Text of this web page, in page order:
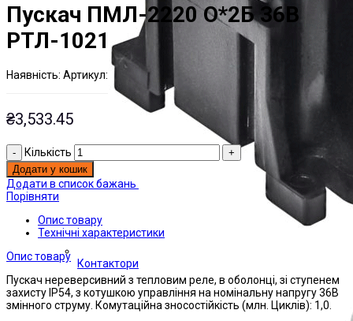
Контактори
Пускач ПМЛ-2220 О*2Б 36В
РТЛ-1021
Наявнiсть: На складі
Артикул:
ЭТАЛ0001579;
₴3,533.45
Кількість
Додати у кошик
Додати в список бажань
Порівняти
Опис товару
Технічні характеристики
Опис товару
Пускач нереверсивний з тепловим реле, в оболонці, зі ступенем
захисту IP54, з котушкою управління на номінальну напругу 36В
змінного струму. Комутаційна зносостійкість (млн. Циклів): 1,0.